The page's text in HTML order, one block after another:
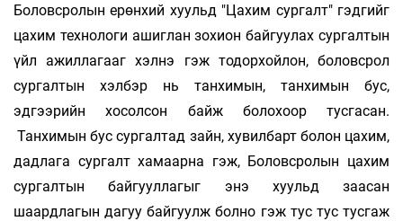
Боловсролын ерөнхий хуульд "Цахим сургалт" гэдгийг
цахим технологи ашиглан зохион байгуулах сургалтын
үйл ажиллагааг хэлнэ гэж тодорхойлон, боловсрол
сургалтын хэлбэр нь танхимын, танхимын бус,
эдгээрийн хосолсон байж болохоор тусгасан.
Танхимын бус сургалтад зайн, хувилбарт болон цахим,
дадлага сургалт хамаарна гэж, Боловсролын цахим
сургалтын байгууллагыг энэ хуульд заасан
шаардлагын дагуу байгуулж болно гэж тус тус тусгаж